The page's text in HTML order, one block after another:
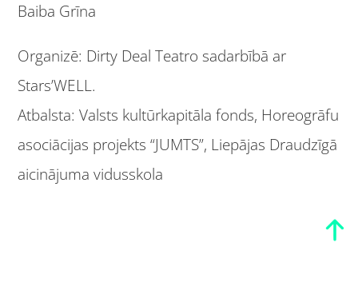
Baiba Grīna
Organizē: Dirty Deal Teatro sadarbībā ar
Stars’WELL.
Atbalsta: Valsts kultūrkapitāla fonds, Horeogrāfu
asociācijas projekts “JUMTS”, Liepājas Draudzīgā
aicinājuma vidusskola